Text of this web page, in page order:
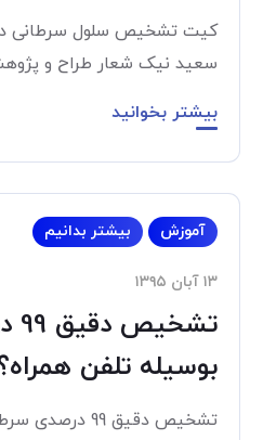
کیت تشخیص سلول سرطانی
سعید نیک شعار طراح و
بیشتر بخوانید
آموزش بیشتر بدانیم
۱۳ آبان ۱۳۹۵
بوسیله تلفن
تشخیص دقیق 99